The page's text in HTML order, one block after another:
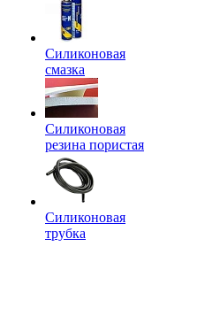
Силиконовая
смазка
Силиконовая
резина пористая
Силиконовая
трубка